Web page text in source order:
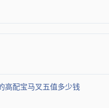
高配宝马叉五值多少钱